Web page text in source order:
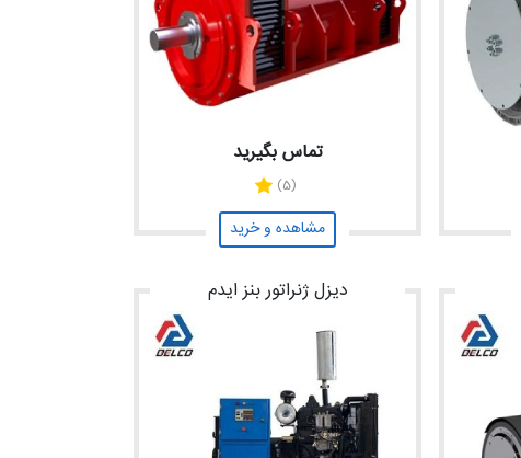
تماس بگیرید
(5)
مشاهده و خرید
دیزل ژنراتور بنز ایدم